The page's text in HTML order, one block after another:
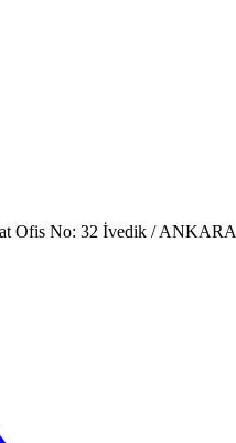
Ofis No: 32 İvedik / ANKARA